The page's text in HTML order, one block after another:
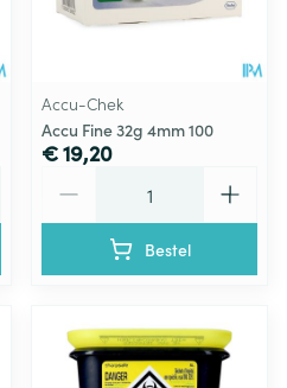
Accu-Chek
Accu Fine 32g 4mm 100
€ 19,20
Bestel